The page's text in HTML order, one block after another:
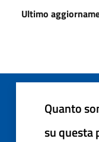
Ultimo
Quanto
su questa